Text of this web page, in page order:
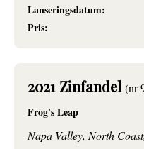
Lanseringsdatum:
Pris:
2021 Zinfandel(nr
Frog's Leap
Napa Valley, North